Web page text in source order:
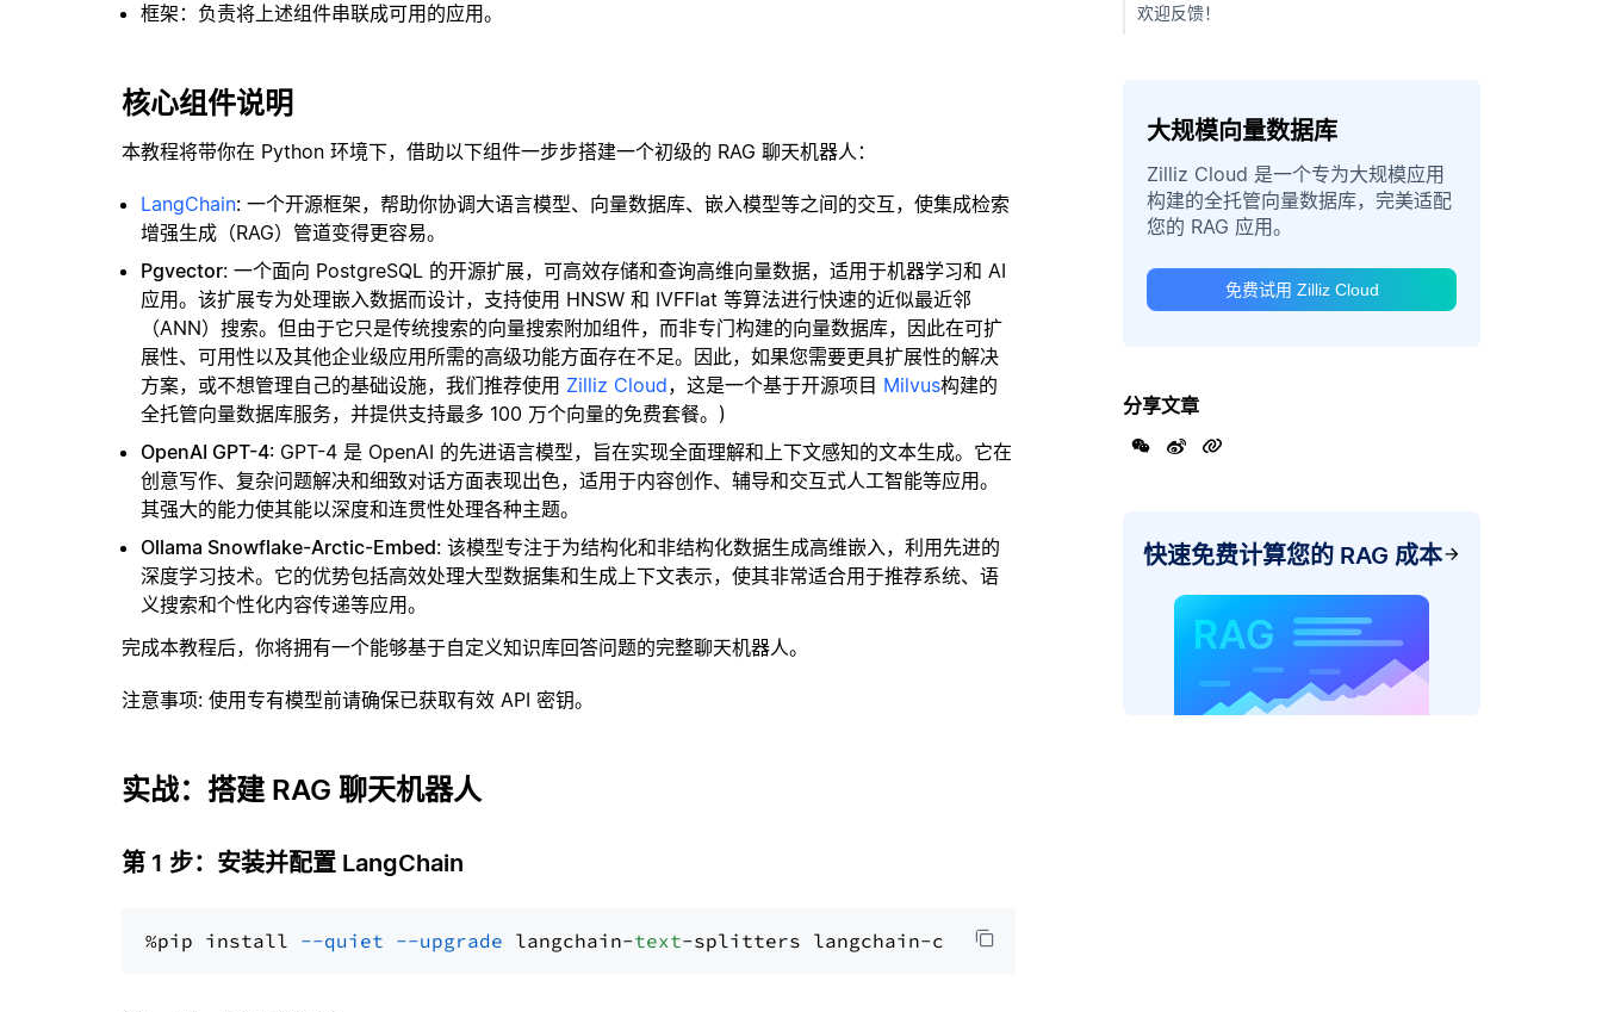
框架：负责将上述组件串联成可用的应用。
核心组件说明
本教程将带你在 Python 环境下，借助以下组件一步步搭建一个初级的 RAG 聊天机器人：
LangChain: 一个开源框架，帮助你协调大语言模型、向量数据库、嵌入模型等之间的交互，使集成检索
增强生成（RAG）管道变得更容易。
Pgvector: 一个面向 PostgreSQL 的开源扩展，可高效存储和查询高维向量数据，适用于机器学习和 AI
应用。该扩展专为处理嵌入数据而设计，支持使用 HNSW 和 IVFFlat 等算法进行快速的近似最近邻
（ANN）搜索。但由于它只是传统搜索的向量搜索附加组件，而非专门构建的向量数据库，因此在可扩
展性、可用性以及其他企业级应用所需的高级功能方面存在不足。因此，如果您需要更具扩展性的解决
方案，或不想管理自己的基础设施，我们推荐使用 Zilliz Cloud，这是一个基于开源项目 Milvus构建的
全托管向量数据库服务，并提供支持最多 100 万个向量的免费套餐。)
OpenAI GPT-4: GPT-4 是 OpenAI 的先进语言模型，旨在实现全面理解和上下文感知的文本生成。它在
创意写作、复杂问题解决和细致对话方面表现出色，适用于内容创作、辅导和交互式人工智能等应用。
其强大的能力使其能以深度和连贯性处理各种主题。
Ollama Snowflake-Arctic-Embed: 该模型专注于为结构化和非结构化数据生成高维嵌入，利用先进的
深度学习技术。它的优势包括高效处理大型数据集和生成上下文表示，使其非常适合用于推荐系统、语
义搜索和个性化内容传递等应用。
完成本教程后，你将拥有一个能够基于自定义知识库回答问题的完整聊天机器人。
注意事项: 使用专有模型前请确保已获取有效 API 密钥。
实战：搭建 RAG 聊天机器人
第 1 步：安装并配置 LangChain
%pip install --quiet --upgrade langchain-text
欢迎反馈！
大规模向量数据库
Zilliz Cloud 是一个专为大规模应用
构建的全托管向量数据库，完美适配
您的 RAG 应用。
免费试用 Zilliz Cloud
分享文章
快速免费计算您的 RAG 成本